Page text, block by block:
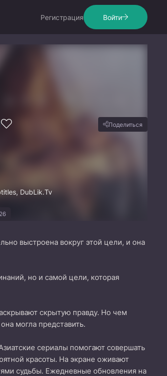
Регистрация Войти
Поделиться
DubLik.Tv
выстроена вокруг этой цели, и она
но и самой цели, которая
скрытую правду. Но чем
могла представить.
сериалы помогают совершать
красоты. На экране оживают
судьбы. Ежедневные обновления на